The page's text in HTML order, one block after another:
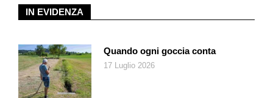
IN EVIDENZA
Quando ogni goccia conta
17 Luglio 2026